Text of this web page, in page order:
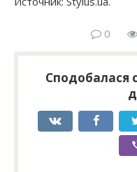
0
Сподобалася